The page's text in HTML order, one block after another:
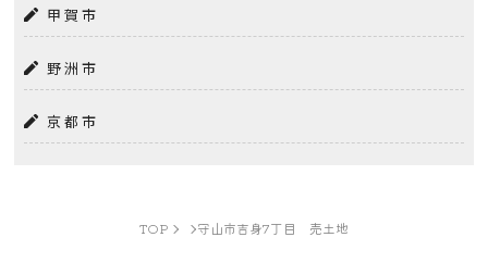
甲賀市
野洲市
京都市
TOP 守山市吉身7丁目 売土地